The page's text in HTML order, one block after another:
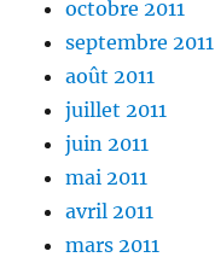
octobre 2011
septembre 2011
août 2011
juillet 2011
juin 2011
mai 2011
avril 2011
mars 2011